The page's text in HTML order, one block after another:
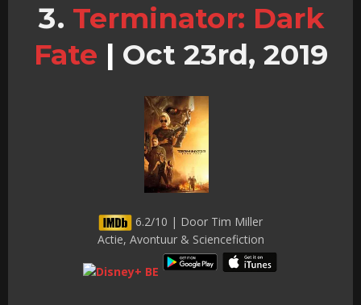
Terminator: Dark
Fate | Oct 23rd, 2019
6.2/10 | Door Tim Miller
Actie, Avontuur & Sciencefiction